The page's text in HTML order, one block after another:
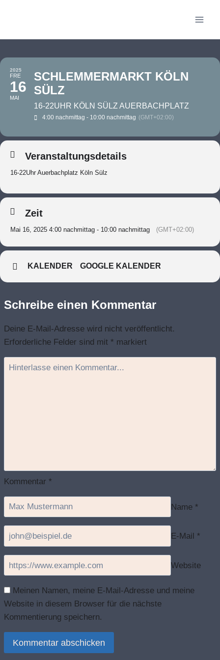
2025
FRE
16
MAI
SCHLEMMERMARKT KÖLN
SÜLZ
16-22UHR KÖLN SÜLZ AUERBACHPLATZ
4:00 nachmittag - 10:00 nachmittag (GMT+02:00)
Veranstaltungsdetails
16-22Uhr Auerbachplatz Köln Sülz
Zeit
Mai 16, 2025 4:00 nachmittag - 10:00 nachmittag (GMT+02:00)
KALENDER GOOGLE KALENDER
Schreibe einen Kommentar
Deine E-Mail-Adresse wird nicht veröffentlicht.
Erforderliche Felder sind mit * markiert
Kommentar *
Name *
E-Mail *
Website
Meinen Namen, meine E-Mail-Adresse und meine
Website in diesem Browser für die nächste
Kommentierung speichern.